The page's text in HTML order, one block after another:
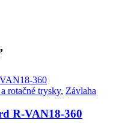
rotačné trysky, Závlaha
R-VAN18-360